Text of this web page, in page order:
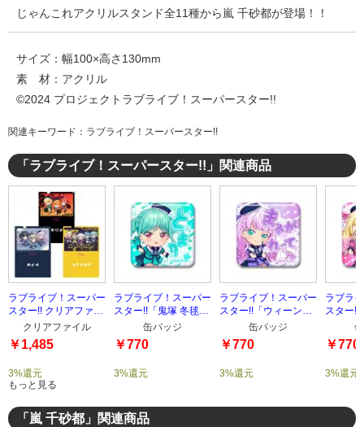
じゃんこれアクリルスタンド全11種から嵐 千砂都が登場！！
サイズ：幅100×高さ130mm
素 材：アクリル
©2024 プロジェクトラブライブ！スーパースター!!
関連キーワード：ラブライブ！スーパースター!!
「ラブライブ！スーパースター!!」関連商品
ラブライブ！スーパー
スター!! クリアファイ
ル3枚セット
クリアファイル
￥1,485
3%還元
ラブライブ！スーパー
スター!!「鬼塚 冬毬」
スクエア缶バッジ
缶バッジ
￥770
3%還元
ラブライブ！スーパー
スター!!「ウィーン・
マルガレーテ」スクエ
ア缶バッジ
缶バッジ
￥770
3%還元
ラブラ
スター!!
スクエ
￥770
3%還元
もっと見る
「嵐 千砂都」関連商品